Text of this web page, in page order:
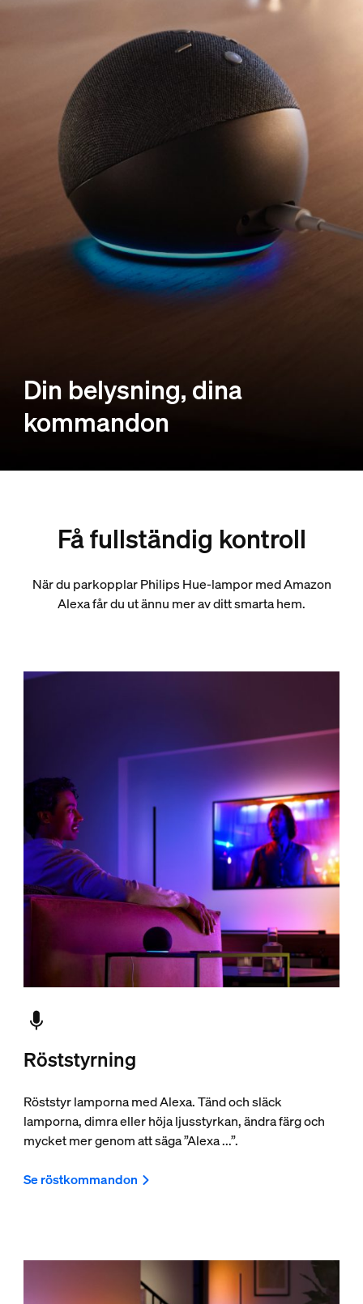
Din belysning, dina
kommandon
Få fullständig kontroll
När du parkopplar Philips Hue-lampor med Amazon
Alexa får du ut ännu mer av ditt smarta hem.
Röststyrning
Röststyr lamporna med Alexa. Tänd och släck
lamporna, dimra eller höja ljusstyrkan, ändra färg och
mycket mer genom att säga ”Alexa ...”.
Se röstkommandon